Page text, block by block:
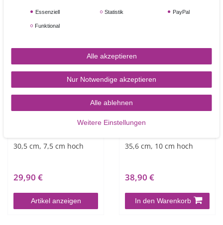
In den Warenkorb In den Warenkorb
30,5 cm, 7,5 cm hoch
29,90 €
Artikel anzeigen
NEUHEIT
35,6 cm, 10 cm hoch
38,90 €
In den Warenkorb
Essenziell Statistik PayPal
Funktional
Alle akzeptieren
Nur Notwendige akzeptieren
Alle ablehnen
Weitere Einstellungen